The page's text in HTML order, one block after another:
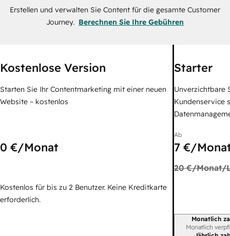
Erstellen und verwalten Sie Content für die gesamte Customer
Journey. Berechnen Sie Ihre Gebühren
Kostenlose Version
Starten Sie Ihr Contentmarketing mit einer neuen
Website – kostenlos
0 €/Monat
Kostenlos für bis zu 2 Benutzer. Keine Kreditkarte
erforderlich.
Starter
Unverzichtbare
Kundenservice
Ab
7 €/
20 €/Monat/
Monatlich
Monatlich